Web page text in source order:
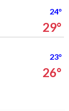
24°
29°
23°
26°